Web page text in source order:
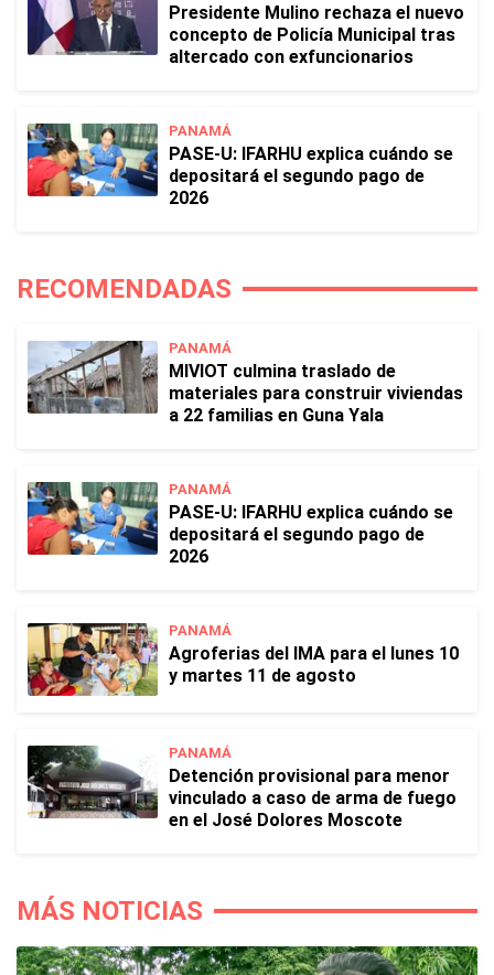
Presidente Mulino rechaza el nuevo
concepto de Policía Municipal tras
altercado con exfuncionarios
PANAMÁ
PASE-U: IFARHU explica cuándo se
depositará el segundo pago de
2026
RECOMENDADAS
PANAMÁ
MIVIOT culmina traslado de
materiales para construir viviendas
a 22 familias en Guna Yala
PANAMÁ
PASE-U: IFARHU explica cuándo se
depositará el segundo pago de
2026
PANAMÁ
Agroferias del IMA para el lunes 10
y martes 11 de agosto
PANAMÁ
Detención provisional para menor
vinculado a caso de arma de fuego
en el José Dolores Moscote
MÁS NOTICIAS